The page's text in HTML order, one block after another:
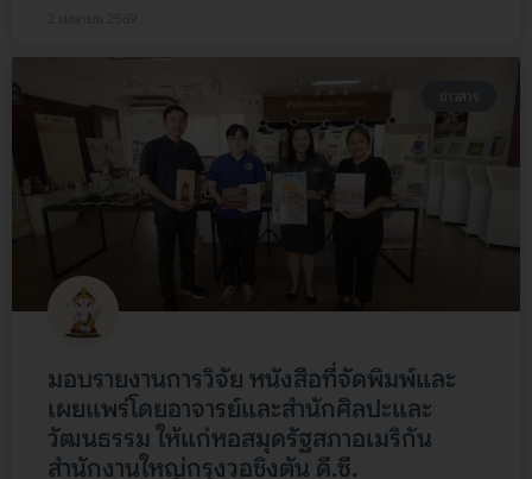
ข่าวสาร
มอบรายงานการวิจัย หนังสือที่จัดพิมพ์และ
เผยแพร่โดยอาจารย์และสำนักศิลปะและ
วัฒนธรรม ให้แก่หอสมุดรัฐสภาอเมริกัน
สำนักงานใหญ่กรุงวอชิงตัน ดี.ซี.